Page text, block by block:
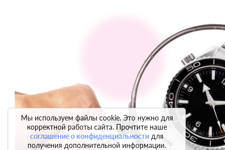
Мы используем файлы cookie. Это нужно для
корректной работы сайта. Прочтите наше
соглашение о конфиденциальности для
получения дополнительной информации.